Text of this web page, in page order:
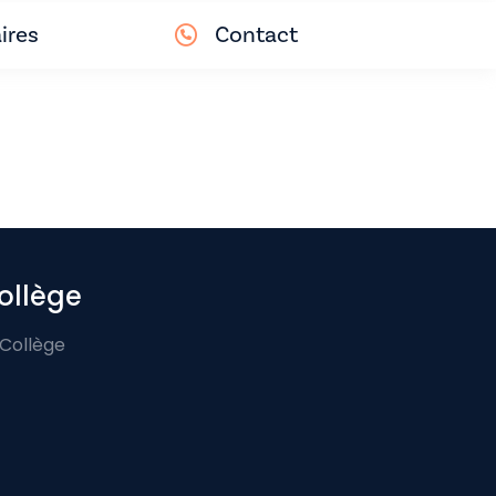
Contact